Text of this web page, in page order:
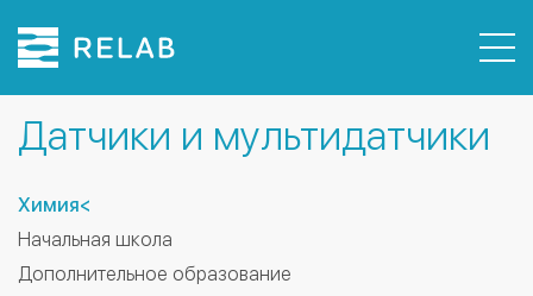
Комплекты
О компании
Датчики и мультидатчики
Химия<
Начальная школа
Дополнительное образование